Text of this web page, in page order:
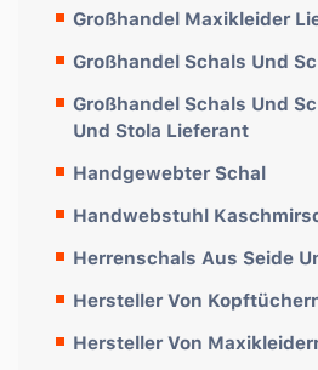
Großhandel Maxikleider
Großhandel Schals Und
Großhandel Schals Und
Und Stola Lieferant
Handgewebter Schal
Handwebstuhl
Herrenschals Aus Seide
Hersteller Von
Hersteller Von